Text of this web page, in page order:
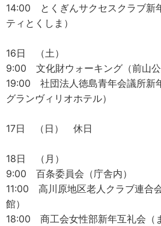
14:00 とくぎんサクセスクラブ新
ティとくしま）
16日 （土）
9:00 文化財ウォーキング（前山公
19:00 社団法人徳島青年会議所新
グランヴィリオホテル）
17日 （日） 休日
18日 （月）
9:00 百条委員会（庁舎内）
11:00 高川原地区老人クラブ連合
館）
18:00 商工会女性部新年互礼会（